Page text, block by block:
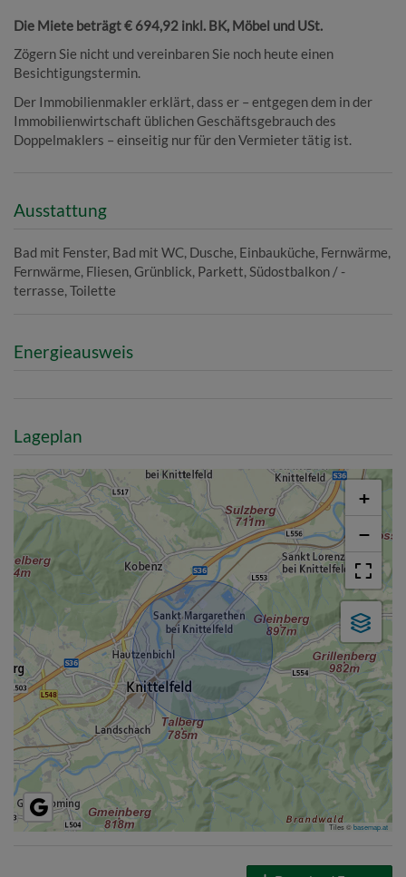
Die Miete beträgt € 694,92 inkl. BK, Möbel und USt.
Zögern Sie nicht und vereinbaren Sie noch heute einen
Besichtigungstermin.
Der Immobilienmakler erklärt, dass er – entgegen dem in der
Immobilienwirtschaft üblichen Geschäftsgebrauch des
Doppelmaklers – einseitig nur für den Vermieter tätig ist.
Ausstattung
Bad mit Fenster Bad mit WC Dusche Einbauküche Fernwärme
Fernwärme Fliesen Grünblick Parkett Südostbalkon / -
terrasse Toilette
Energieausweis
Lageplan
+
−
Tiles ©basemap.at